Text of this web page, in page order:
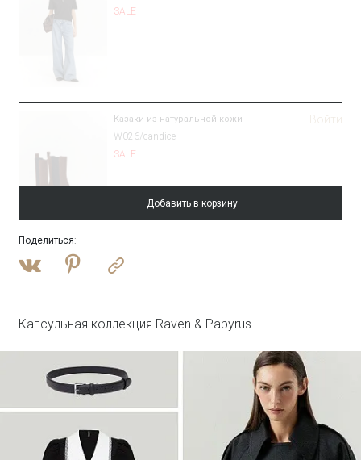
SALE
Казаки из натуральной кожи
W026/candice
SALE
Войти
Брюки прямого кроя с защипами
SALE
Войти
Добавить в корзину
Поделиться:
Капсульная коллекция Raven & Papyrus